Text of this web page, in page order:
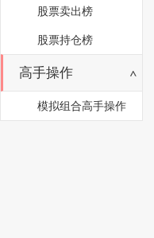
股票卖出榜
股票持仓榜
高手操作
模拟组合高手操作